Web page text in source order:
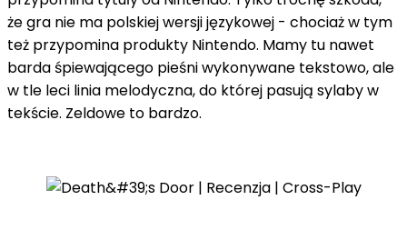
że gra nie ma polskiej wersji językowej - chociaż w tym
też przypomina produkty Nintendo. Mamy tu nawet
barda śpiewającego pieśni wykonywane tekstowo, ale
w tle leci linia melodyczna, do której pasują sylaby w
tekście. Zeldowe to bardzo.